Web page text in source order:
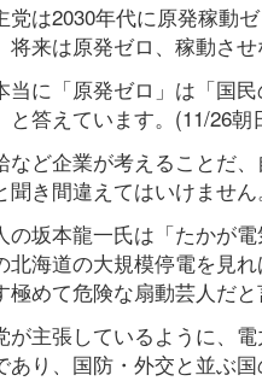
党は2030年代に原発稼動
将来は原発ゼロ、稼動さ
当に「原発ゼロ」は「国
と答えています。(11/26朝
など企業が考えることだ
聞き間違えてはいけません
の坂本龍一氏は「たかが
北海道の大規模停電を見
極めて危険な扇動芸人だと
が主張しているように、
あり、国防・外交と並ぶ国